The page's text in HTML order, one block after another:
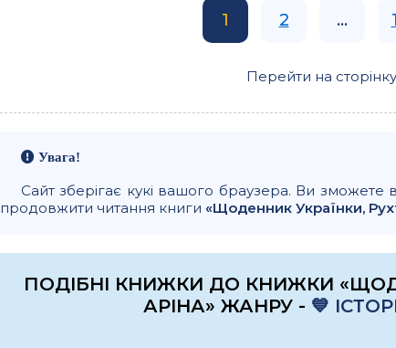
1 2 ...
Перейти на
Увага!
Сайт зберігає кукі вашого браузера. Ви
продовжити читання книги «Щоденник Українки,
ПОДІБНІ КНИЖКИ ДО КНИЖКИ
АРІНА» ЖАНРУ - 💙